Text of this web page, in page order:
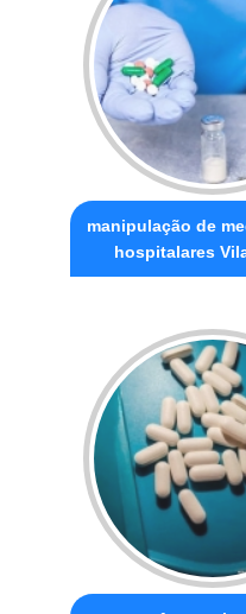
manipulação de
hospitalares